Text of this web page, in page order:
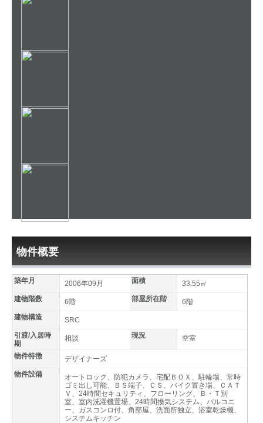
物件概要
築年月 2006年09月 面積
33.55㎡
建物階数
6階 部屋所在階
6階
建物構造
SRC
引渡/入居時
期
相談 現況 空室
物件特徴
デザイナーズ
物件設備
オートロック、防犯カメラ、宅配ＢＯＸ、駐輪場、常時
ゴミ出し可能、ＢＳ端子、ＣＳ、バイク置き場、ＣＡＴ
Ｖ、24時間セキュリティ、フローリング、Ｂ・Ｔ別
室、室内洗濯機置場、24時間換気システム、バルコニ
ー、ガスコンロ付、角部屋、洗面所独立、浴室乾燥機、
システムキッチン